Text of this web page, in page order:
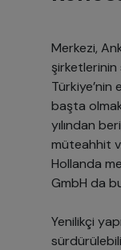
Merkezi,
şirketlerinin
başta
yılından
müteahhit
Hollanda
GmbH da
Yenilikçi